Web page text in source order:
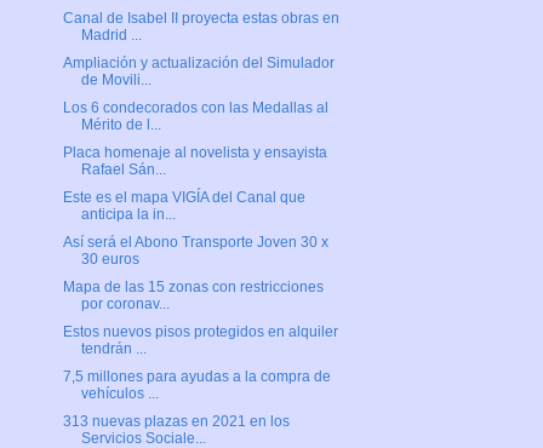
Canal de Isabel II proyecta estas obras en
Madrid ...
Ampliación y actualización del Simulador
de Movili...
Los 6 condecorados con las Medallas al
Mérito de l...
Placa homenaje al novelista y ensayista
Rafael Sán...
Este es el mapa VIGÍA del Canal que
anticipa la in...
Así será el Abono Transporte Joven 30 x
30 euros
Mapa de las 15 zonas con restricciones
por coronav...
Estos nuevos pisos protegidos en alquiler
tendrán ...
7,5 millones para ayudas a la compra de
vehículos ...
313 nuevas plazas en 2021 en los
Servicios Sociale...